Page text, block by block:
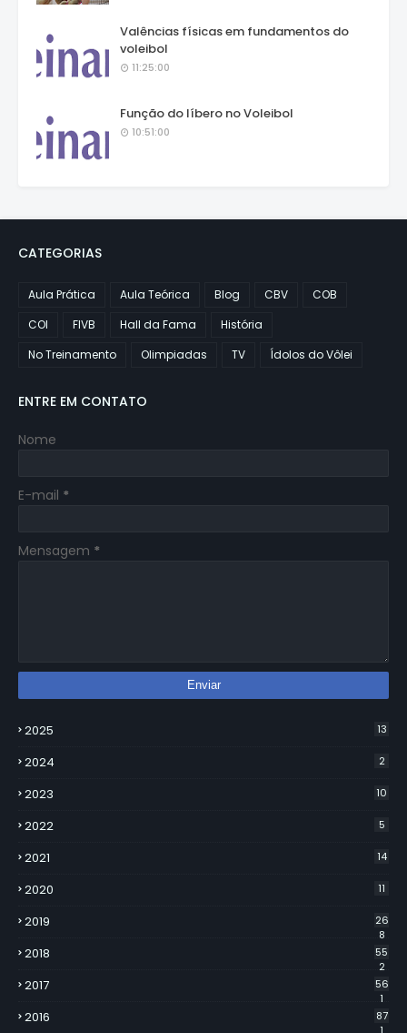
Valências físicas em fundamentos do
voleibol
11:25:00
Função do líbero no Voleibol
10:51:00
CATEGORIAS
Aula Prática Aula Teórica Blog CBV
COB
COI
FIVB Hall da Fama
História
No Treinamento
Olimpiadas TV Ídolos do Vôlei
ENTRE EM CONTATO
Nome
E-mail *
Mensagem *
2025 13
2024 2
2023 10
2022 5
2021 14
2020 11
2019
26
8
2018
55
2
2017
56
1
2016
87